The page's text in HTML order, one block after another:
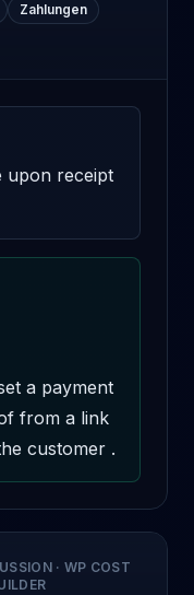
Zahlungen
upon receipt
a payment
from a link
customer .
· WP COST